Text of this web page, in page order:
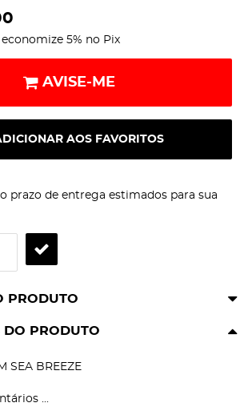
economize 5% no Pix
AVISE-ME
AOS FAVORITOS
prazo de entrega estimados para sua
PRODUTO
DO PRODUTO
SEA BREEZE
...